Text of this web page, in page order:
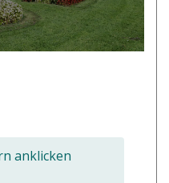
anklicken